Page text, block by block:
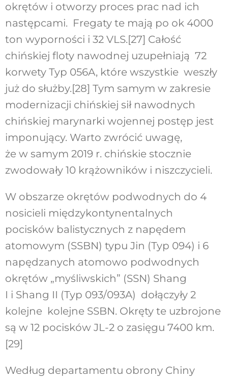
okrętów i otworzy proces prac nad ich
następcami. Fregaty te mają po ok 4000
ton wyporności i 32 VLS.[27] Całość
chińskiej floty nawodnej uzupełniają 72
korwety Typ 056A, które wszystkie weszły
już do służby.[28] Tym samym w zakresie
modernizacji chińskiej sił nawodnych
chińskiej marynarki wojennej postęp jest
imponujący. Warto zwrócić uwagę,
że w samym 2019 r. chińskie stocznie
zwodowały 10 krążowników i niszczycieli.
W obszarze okrętów podwodnych do 4
nosicieli międzykontynentalnych
pocisków balistycznych z napędem
atomowym (SSBN) typu Jin (Typ 094) i 6
napędzanych atomowo podwodnych
okrętów „myśliwskich” (SSN) Shang
I i Shang II (Typ 093/093A) dołączyły 2
kolejne kolejne SSBN. Okręty te uzbrojone
są w 12 pocisków JL-2 o zasięgu 7400 km.
[29]
Według departamentu obrony Chiny